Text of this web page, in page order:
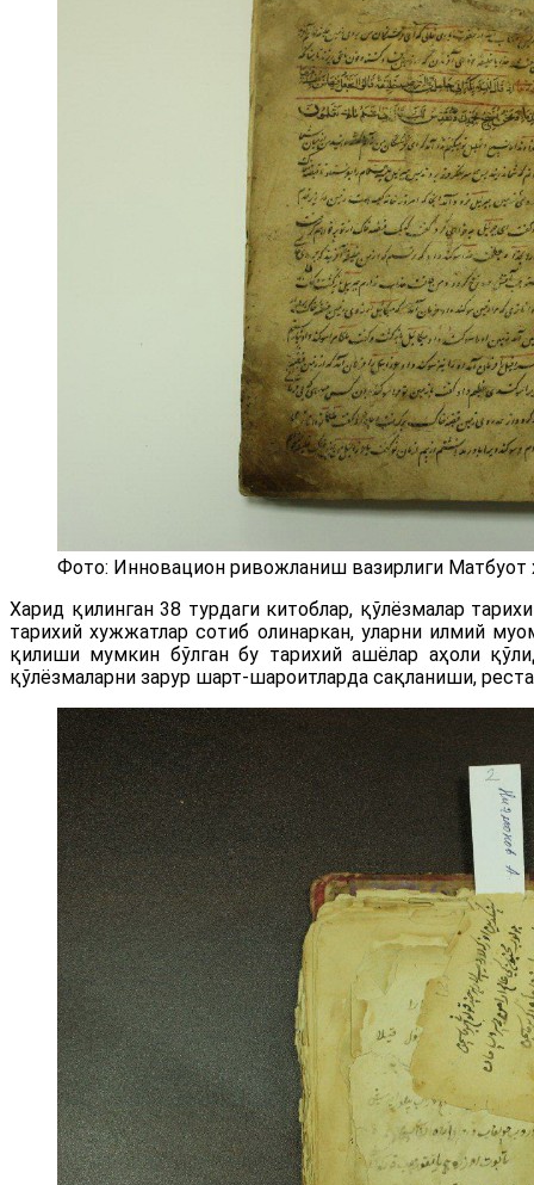
Фото: Инновацион ривожланиш вазирлиги Матбуот
Харид қилинган 38 турдаги китоблар, қўлёзмалар
тарихий хужжатлар сотиб олинаркан, уларни илмий
қилиши мумкин бўлган бу тарихий ашёлар аҳоли
қўлёзмаларни зарур шарт-шароитларда сақланиши,